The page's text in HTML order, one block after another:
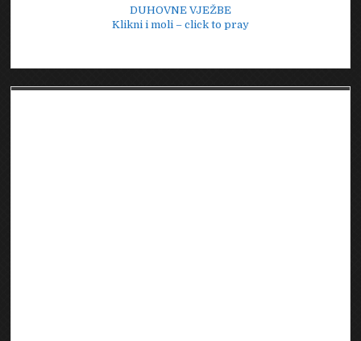
DUHOVNE VJEŽBE
Klikni i moli – click to pray